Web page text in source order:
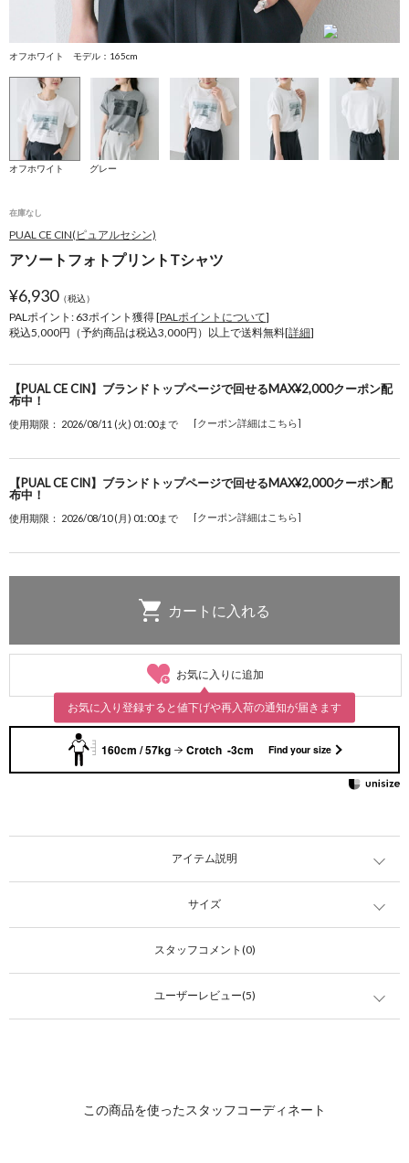
オフホワイト モデル：165cm
オフホワイト グレー
在庫なし
PUAL CE CIN(ピュアルセシン)
アソートフォトプリントTシャツ
¥6,930（税込）
PALポイント: 63ポイント獲得 [PALポイントについて]
税込5,000円（予約商品は税込3,000円）以上で送料無料[詳細]
【PUAL CE CIN】ブランドトップページで回せるMAX¥2,000クーポン配
布中！
使用期限： 2026/08/11 (火) 01:00まで [クーポン詳細はこちら]
【PUAL CE CIN】ブランドトップページで回せるMAX¥2,000クーポン配
布中！
使用期限： 2026/08/10 (月) 01:00まで [クーポン詳細はこちら]
お気に入りに追加
お気に入り登録すると値下げや再入荷の通知が届きます
160cm / 57kg Crotch -3cm Find your size
アイテム説明
サイズ
スタッフコメント(0)
ユーザーレビュー(5)